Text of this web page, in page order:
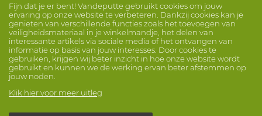
Fijn dat je er bent! Vandeputte gebruikt cookies om jouw
ervaring op onze website te verbeteren. Dankzij cookies kan je
genieten van verschillende functies zoals het toevoegen van
veiligheidsmateriaal in je winkelmandje, het delen van
interessante artikels via sociale media of het ontvangen van
informatie op basis van jouw interesses. Door cookies te
gebruiken, krijgen wij beter inzicht in hoe onze website wordt
gebruikt en kunnen we de werking ervan beter afstemmen op
jouw noden.
Klik hier voor meer uitleg